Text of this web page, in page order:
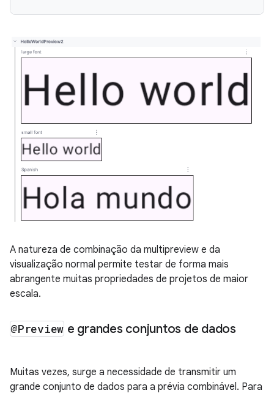
A natureza de combinação da multipreview e da
visualização normal permite testar de forma mais
abrangente muitas propriedades de projetos de maior
escala.
@Preview e grandes conjuntos de dados
Muitas vezes, surge a necessidade de transmitir um
grande conjunto de dados para a prévia combinável. Para